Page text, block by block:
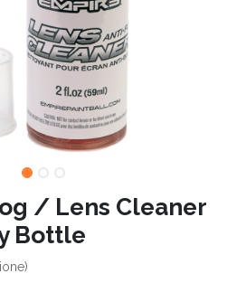
/ Lens Cleaner
Bottle